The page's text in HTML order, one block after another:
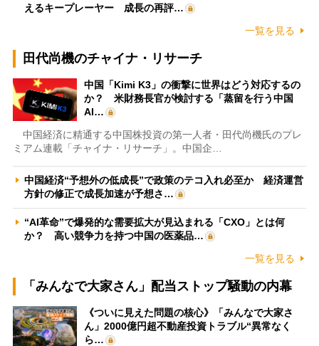
えるキープレーヤー 成長の再評…
一覧を見る
田代尚機のチャイナ・リサーチ
中国「Kimi K3」の衝撃に世界はどう対応するの
か？ 米財務長官が検討する「蒸留を行う中国
AI…
中国経済に精通する中国株投資の第一人者・田代尚機氏のプレ
ミアム連載「チャイナ・リサーチ」。中国企…
中国経済“予想外の低成長”で政策のテコ入れ必至か 経済運営
方針の修正で成長加速が予想さ…
“AI革命”で爆発的な需要拡大が見込まれる「CXO」とは何
か？ 高い競争力を持つ中国の医薬品…
一覧を見る
「みんなで大家さん」配当ストップ騒動の内幕
《ついに見えた問題の核心》「みんなで大家さ
ん」2000億円超不動産投資トラブル“異常なく
ら…